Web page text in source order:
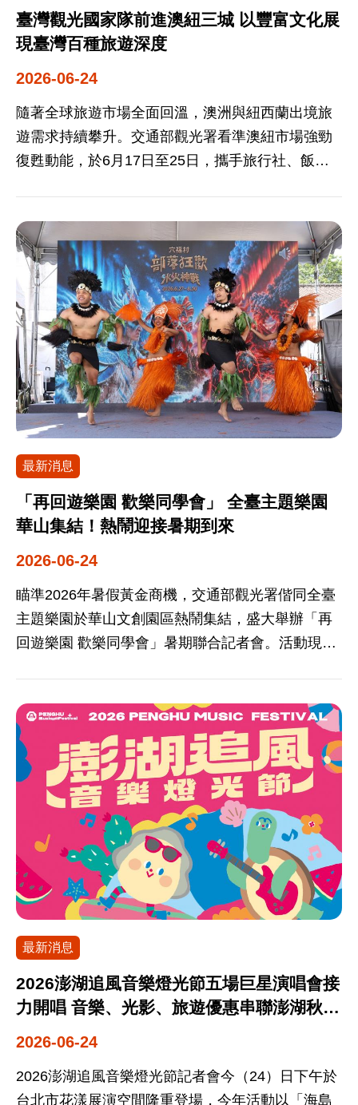
結印尼旅遊和旅行社協會（ASITA）、在地航空公
司及主流旅行社；並邀請媒體、網紅與核心業者來
善聯名產品。 觀光署表示，今年重返第三名意義深
遠，鞭策未來仍須持續深化穆斯林友善旅遊服務，
攜手產業夥伴打造更完善的旅遊環境，並透過多元
行銷管道提升臺灣於穆斯林市場的品牌能見度。在
續獲得GMTI高度評價，不僅展現友善旅遊環境的成
熟度，也反映政府與產業長期投入已獲國際認可。
誠摯邀請穆斯林旅客親自走訪臺灣，感受「Taiwan
– Waves of Wonder」的獨特魅力，在山海風光、
城市探索、美食文化與人情溫度之間，發掘一波接
一波的精彩與感動，創造專屬於自己的難忘旅遊回
憶。 新聞備註 萬事達卡與新月評等（Mastercard-
CrescentRating）「2026年全球穆斯林旅遊指數
（GMTI）」非伊斯蘭合作組織（Non-OIC）目的地
評比第一名新加坡，第二名香港、第三名台灣、英
國。 該評比項目包含入境便利性（ACCESS；包含
航空連通性、簽證要求、交通基礎設施）、旅遊目
的地行銷（COMMUNICATION；包含溝通能力、目
的地行銷、旅相關業者意識）、穆斯林友善環境
（ENVIRONMENT；包含基礎公共設施、安全性、
信仰規範、永續發展）、穆斯林友善服務
（SERVICES；清真餐飲選擇、祈禱空間、機場設
施、友善住宿、友善景點及體驗）。
Vinayak Chavan副會長、馬尼拉經濟文化辦事處
MECO發展合作服務部Irene Joan L.Tan主任、史瓦
政策研究員等國際好友蒞臨，並由蕭美琴副總統、
交通部林國顯常務次長開場勉勵致詞，引爆現場熱
情氛圍。 蕭副總統表示，透過部落觀光作為起點，
讓國際社會深入認識台灣，並藉由國人的具體消費
誠摯邀請喜愛部落文化的大家活動期間先到台北火
車站參與今年度的「台灣部落觀光嘉年華」，擇日
再實地拜訪有興趣的部落體驗傳統文化與美食。 林
常務次長也說到觀光是文化的載具，而文化是觀光
的底蘊，為此交通部觀光署與勞動部合作輔導部落
青年，結合AI與資訊網絡強化其導覽能力，希望讓
國內外旅客都能清楚的認識各地區部落的文化特
色。而這次辦理第13年的「台灣部落觀光嘉年華」
活動，跨部會與文化部、內政部、原民會、勞動
地部落特色，共同推廣台灣部落文化的獨特魅力，
並期盼吸引更多遊客至各地部落旅遊。 迎接暑假第
一場活動，台灣部落觀光嘉年華共渡歡樂周末 6月
不同原住民族的樂舞表演、逛市集、參加趣味遊
戲，有吃有玩還能買到部落才有的限定好物，絕對
讓每一位現場來賓驚豔感動。最特別的是現場精心
規劃的7大國家風景區遊程體驗專區，讓遊客能更詳
部落趣遊，還能參加「部落闖關」任務，完成後就
能參加「刮刮樂」抽獎，填問卷再送LINE POINT
10點等多項驚喜好康。 今年五大活動主軸，就是要
把部落帶到每個人的心坎裡---「樂舞同樂」在歌聲
音樂舞蹈中，領略部落文化的喜樂與活力；「DIY體
驗」，讓大家親自手作，把餐桌風景帶回家；「美
食獵人」趣味猜猜猜，透過遊戲了解部落遊程、享
受難得的好物快閃優惠；「部落食光」部落餐桌，
由7大風景區名廚群共同精心料理菜色，並且親自說
菜，讓人身臨其境感受部落食育文化傳承；「趣味
采食」親子遊戲等，讓每一位參加遊客都能和部落
一起豐收歡樂！ 部落熱情優惠款待，使用電子支付
購買「原遊券」，買500元、送100元！ 部落市集區
是大家最愛逛的焦點，「2026台灣部落觀光嘉年
華」精選各地代表店家，將部落特調飲品、精選風
味美食、工藝製品、原民特色木雕、陶藝器皿、原
創香氛，以及各種天然農產品帶來現場，每件商品
都是承載文化與生活智慧的作品，為了讓民眾能更
臺灣觀光國家隊前進澳紐三城 以豐富文化展
現臺灣百種旅遊深度
2026-06-24
隨著全球旅遊市場全面回溫，澳洲與紐西蘭出境旅
遊需求持續攀升。交通部觀光署看準澳紐市場強勁
復甦動能，於6月17日至25日，攜手旅行社、飯
以「臺灣不打烊」為主題，向澳紐市場展現臺灣安
全、便利且多元的旅遊魅力。三場活動累計吸引超
過300位澳紐旅遊業者參與，透過B2B交流與沉浸式
文化體驗，深化臺灣旅遊產品於當地市場之開發與
銷售通路。 根據市場觀察，2025年澳洲出境旅遊人
次已恢復至疫情前104%，紐西蘭亦回升至101%，
整體動能穩健成長。在競爭激烈的亞太旅遊版圖
中，臺灣憑藉兼具安全、便利、豐富自然景觀與多
元文化的優勢，展現高度差異化競爭力與發展潛
125,288人次，較2024年成長11.32%，其中以觀光
為目的之旅客更大幅成長16.63%；紐西蘭來臺旅客
為18,242人次，成長6.97%，觀光客源亦增加
往返便利性持續提升。交通部觀光署指出，澳紐旅
客偏好文化深度與美食探索，而臺灣的民俗底蘊、
特色料理及友善氛圍，正是其重要吸引力所在。 本
次活動主題「臺灣不打烊」，以全天候旅遊體驗為
市小吃、米其林美食與都會夜生活，串聯出多元且
豐富的旅遊樣貌；同時結合安全、便利、友善的旅
遊環境，讓澳紐旅客看見臺灣不僅適合初訪，也適
合深度探索及重遊，進一步強化臺灣作為高品質旅
遊目的地的整體形象。 在商務推廣方面，活動同步
強化B2B媒合機制。三場推廣會廣納澳紐指標性大
型線上旅行社（OTA）、獨立與連鎖代理商、出境
與地接業者、觀光協會及專業旅遊產業媒體。為提
升交流深度，本次特別於活動前規劃一對一商務洽
媒合平台，聚焦行程開發、主題產品設計及通路合
作等面向，促進實質商機轉化，並進一步擴大臺灣
旅遊產品於當地市場之能見度與通路覆蓋。 現場融
化魅力，包含表演團體「木子mooz」以細膩動人的
月琴旋律詮釋臺灣土地故事；紙藝大師洪新富以生
態摺紙藝術再現臺灣物種多樣性；百年老店三和瓦
最新消息
「再回遊樂園 歡樂同學會」 全臺主題樂園
華山集結！熱鬧迎接暑期到來
2026-06-24
瞄準2026年暑假黃金商機，交通部觀光署偕同全臺
主題樂園於華山文創園區熱鬧集結，盛大舉辦「再
回遊樂園 歡樂同學會」暑期聯合記者會。活動現場
見面會」，超萌模樣瞬間融化全場，讓大小朋友搶
著近距離合照互動。為了呼應熱血的「同學會」主
題，各大園區這次紛紛大玩時光回溯與穿搭密碼，
從曬出樂園舊照、到指定色系或制服的趣味穿搭，
各樂園都祭出不同的「回憶殺通關密令」來回饋民
眾，讓入園本身就變成一場儀式感滿滿的敘舊派
對。觀光署表示，非常推薦民眾約上久未相聚的老
同學走進樂園，重溫當年的瘋狂與純真，展開歡樂
的青春巡禮消暑之旅。 為了滿足民眾對高CP值旅遊
狂歡與熱血冒險方面，九族文化村歡慶40週年，正
式解鎖全新「水上劇院」，入園全面享特惠價880
元；劍湖山世界主打水陸一票暢玩，當月壽星更享
「一票玩三園」狂歡，能同時暢玩動物園、遊樂園
與夏季水樂園；而麗寶樂園渡假區今夏也推出「海
陸空三選二」999元超值價，可任選兩大場域暢玩。
最新消息
2026澎湖追風音樂燈光節五場巨星演唱會接
力開唱 音樂、光影、旅遊優惠串聯澎湖秋季
2026-06-24
2026澎湖追風音樂燈光節記者會今（24）日下午於
台北市花漾展演空間隆重登場，今年活動以「海島